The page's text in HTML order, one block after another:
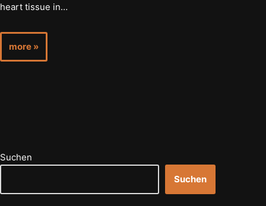
heart tissue in…
more »
Suchen
Suchen